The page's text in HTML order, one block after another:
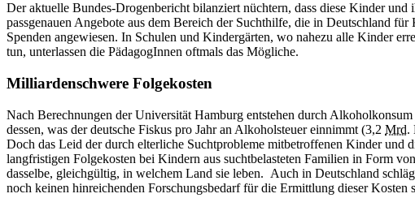
Der aktuelle Bundes-Drogenbericht bilanziert nüchtern, dass diese Kinder
passgenauen Angebote aus dem Bereich der Suchthilfe, die in Deutschland
Spenden angewiesen. In Schulen und Kindergärten, wo nahezu alle Kinder
tun, unter­lassen die PädagogInnen oftmals das Mögliche.
Milliardenschwere Folgekosten
Nach Berechnungen der Universität Hamburg entstehen durch
dessen, was der deutsche Fiskus pro Jahr an Alkoholsteuer einnimmt (3,2 Mrd.
Doch das Leid der durch elterliche Suchtpro­bleme mitbetroffenen Kinder
langfristigen Folgekosten bei Kindern aus suchtbelasteten Familien in Form
dasselbe, gleichgültig, in welchem Land sie leben. Auch in Deutschland
noch keinen hinreichenden Forschungsbedarf für die Ermittlung dieser